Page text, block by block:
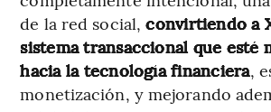
de la red social, convirtiendo a
sistema transaccional que esté
hacia la tecnología financiera,
monetización, y mejorando